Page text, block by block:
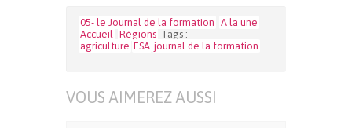
05- le Journal de la formation A la une
Accueil Régions Tags :
agriculture ESA journal de la formation
VOUS AIMEREZ AUSSI